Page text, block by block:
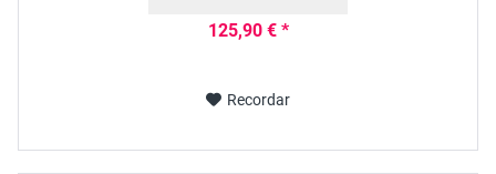
125,90 € *
Recordar